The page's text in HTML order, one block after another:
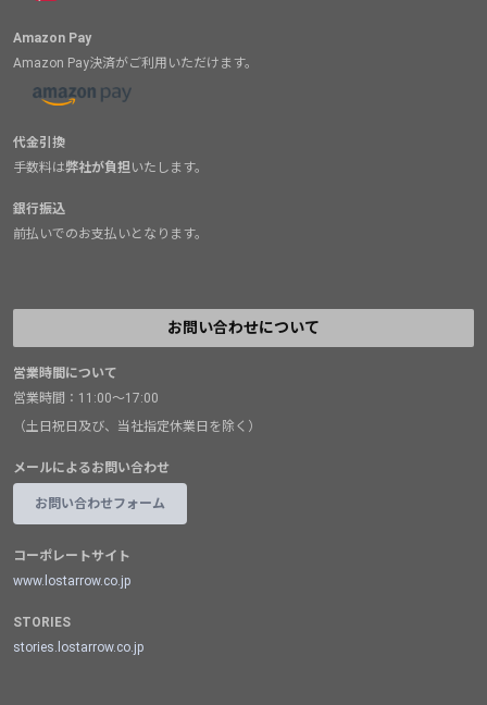
Amazon Pay
Amazon Pay決済がご利用いただけます。
代金引換
手数料は弊社が負担いたします。
銀行振込
前払いでのお支払いとなります。
お問い合わせについて
営業時間について
営業時間：11:00～17:00
（土日祝日及び、当社指定休業日を除く）
メールによるお問い合わせ
お問い合わせフォーム
コーポレートサイト
www.lostarrow.co.jp
STORIES
stories.lostarrow.co.jp